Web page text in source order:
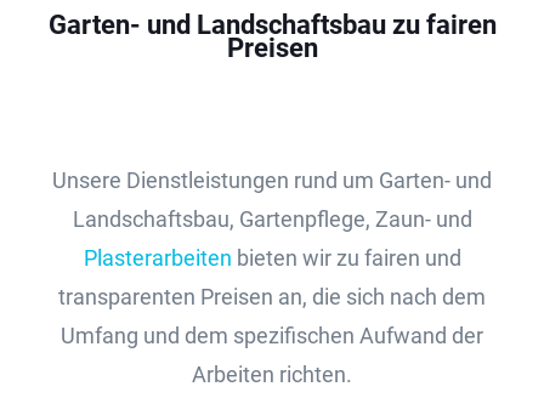
Garten- und Landschaftsbau zu fairen
Preisen
Unsere Dienstleistungen rund um Garten- und
Landschaftsbau, Gartenpflege, Zaun- und
Plasterarbeiten bieten wir zu fairen und
transparenten Preisen an, die sich nach dem
Umfang und dem spezifischen Aufwand der
Arbeiten richten.